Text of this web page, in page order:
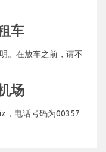
车
。在放车之前，请不
场
，电话号码为00357